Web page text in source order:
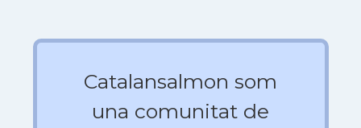
Catalansalmon som
una comunitat de